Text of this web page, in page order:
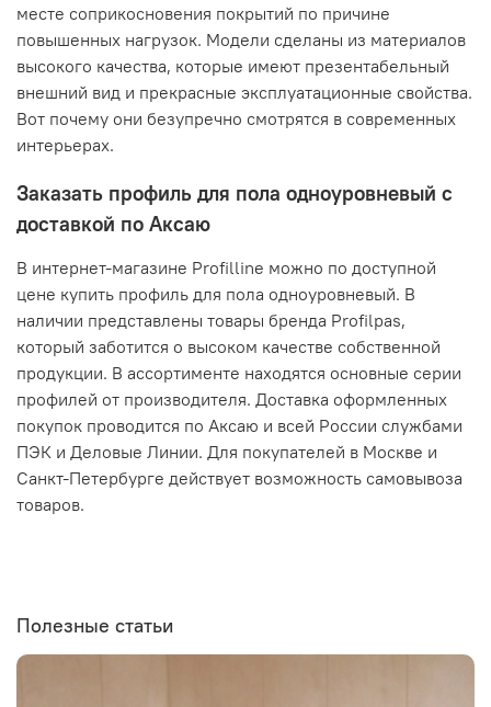
месте соприкосновения покрытий по причине
повышенных нагрузок. Модели сделаны из материалов
высокого качества, которые имеют презентабельный
внешний вид и прекрасные эксплуатационные свойства.
Вот почему они безупречно смотрятся в современных
интерьерах.
Заказать профиль для пола одноуровневый с
доставкой по Аксаю
В интернет-магазине Profilline можно по доступной
цене купить профиль для пола одноуровневый. В
наличии представлены товары бренда Profilpas,
который заботится о высоком качестве собственной
продукции. В ассортименте находятся основные серии
профилей от производителя. Доставка оформленных
покупок проводится по Аксаю и всей России службами
ПЭК и Деловые Линии. Для покупателей в Москве и
Санкт-Петербурге действует возможность самовывоза
товаров.
Полезные статьи